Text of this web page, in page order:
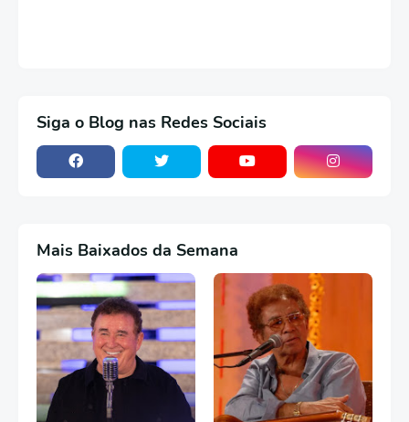
Siga o Blog nas Redes Sociais
Mais Baixados da Semana